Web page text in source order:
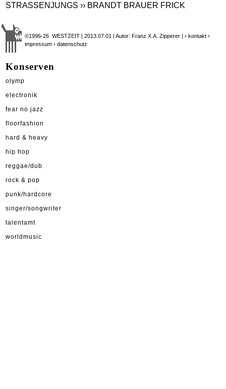
STRASSENJUNGS ›› BRANDT BRAUER FRICK
©1996-26 WESTZEIT | 2013.07.01 | Autor: Franz X.A. Zipperer |› kontakt ›
impressum › datenschutz
Konserven
olymp
electronik
fear no jazz
floorfashion
hard & heavy
hip hop
reggae/dub
rock & pop
punk/hardcore
singer/songwriter
talentamt
worldmusic